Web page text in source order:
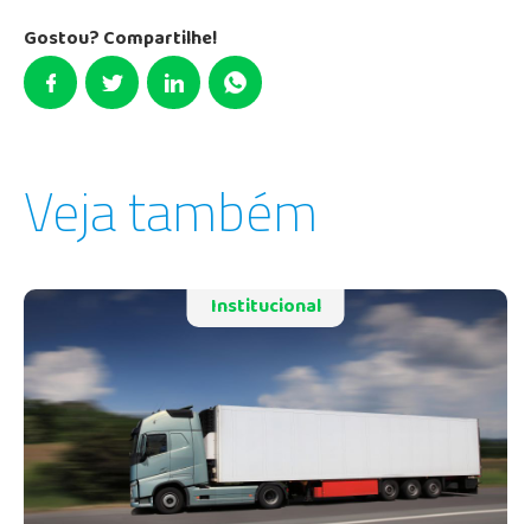
Gostou? Compartilhe!
Veja também
Institucional